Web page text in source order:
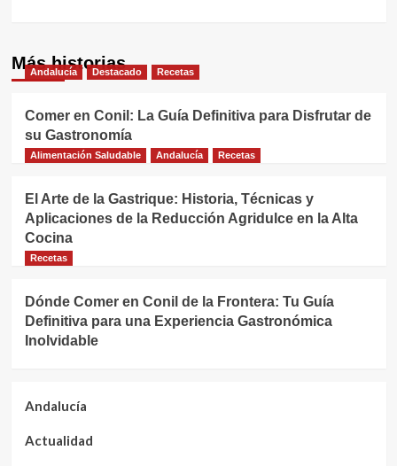
Más historias
Andalucía Destacado Recetas
Comer en Conil: La Guía Definitiva para Disfrutar de
su Gastronomía
Alimentación Saludable Andalucía Recetas
El Arte de la Gastrique: Historia, Técnicas y
Aplicaciones de la Reducción Agridulce en la Alta
Cocina
Recetas
Dónde Comer en Conil de la Frontera: Tu Guía
Definitiva para una Experiencia Gastronómica
Inolvidable
Andalucía
Actualidad